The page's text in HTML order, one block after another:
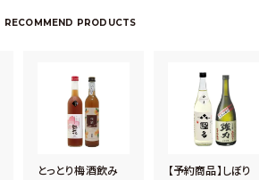
RECOMMEND PRODUCTS
とっとり梅酒飲み
【予約商品】しぼり